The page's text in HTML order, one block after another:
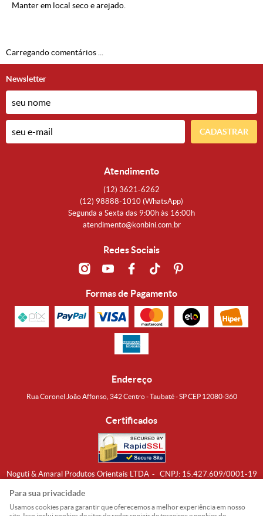
Manter em local seco e arejado.
Carregando comentários ...
Newsletter
CADASTRAR
Atendimento
(12) 3621-6262
(12) 98888-1010 (WhatsApp)
Segunda a Sexta das 9:00h às 16:00h
atendimento@konbini.com.br
Redes Sociais
Formas de Pagamento
Endereço
Rua Coronel João Affonso, 342 Centro - Taubaté - SP CEP 12080-360
Certificados
Noguti & Amaral Produtos Orientais LTDA CNPJ: 15.427.609/0001-19
Para sua privacidade
Usamos cookies para garantir que oferecemos a melhor experiência em nosso